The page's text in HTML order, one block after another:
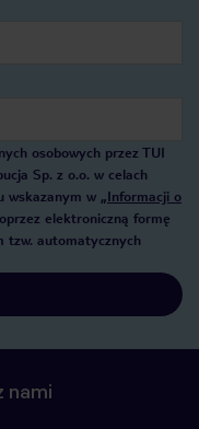
osobowych przez TUI
Sp. z o.o. w celach
wskazanym w „Informacji o
elektroniczną formę
tzw. automatycznych
nami